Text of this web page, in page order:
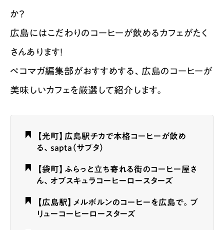
か？
広島にはこだわりのコーヒーが飲めるカフェがたく
さんあります！
ペコマガ編集部がおすすめする、広島のコーヒーが
美味しいカフェを厳選して紹介します。
【光町】広島駅チカで本格コーヒーが飲め
る、sapta（サプタ）
【袋町】ふらっと立ち寄れる街のコーヒー屋さ
ん、オブスキュラコーヒーロースターズ
【広島駅】メルボルンのコーヒーを広島で。ブ
リューコーヒーロースターズ